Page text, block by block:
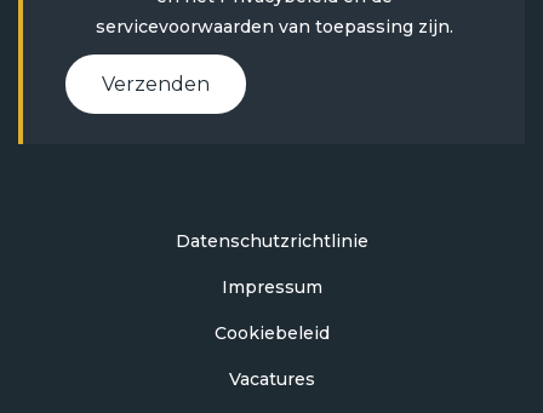
servicevoorwaarden van toepassing zijn.
Verzenden
Datenschutzrichtlinie
Impressum
Cookiebeleid
Vacatures